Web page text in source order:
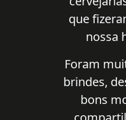
que
nossa
Foram
brindes,
bons